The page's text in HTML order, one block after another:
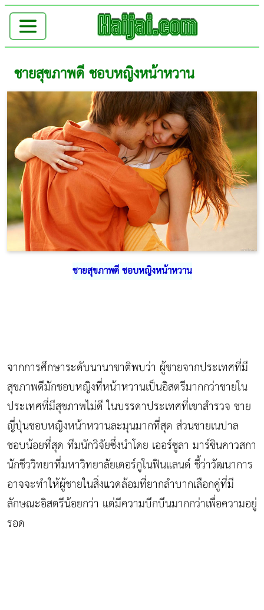
ชายสุขภาพดี ชอบหญิงหน้าหวาน
ชายสุขภาพดี ชอบหญิงหน้าหวาน
จากการศึกษาระดับนานาชาติพบว่า ผู้ชายจากประเทศที่มี
สุขภาพดีมักชอบหญิงที่หน้าหวานเป็นอิสตรีมากกว่าชายใน
ประเทศที่มีสุขภาพไม่ดี ในบรรดาประเทศที่เขาสำรวจ ชาย
ญี่ปุ่นชอบหญิงหน้าหวานละมุนมากที่สุด ส่วนชายเนปาล
ชอบน้อยที่สุด ทีมนักวิจัยซึ่งนำโดย เออร์ซูลา มาร์ซินคาวสกา
นักชีววิทยาที่มหาวิทยาลัยเตอร์กูในฟินแลนด์ ชี้ว่าวัฒนาการ
อาจจะทำให้ผู้ชายในสิ่งแวดล้อมที่ยากลำบากเลือกคู่ที่มี
ลักษณะอิสตรีน้อยกว่า แต่มีความบึกบึนมากกว่าเพื่อความอยู่
รอด